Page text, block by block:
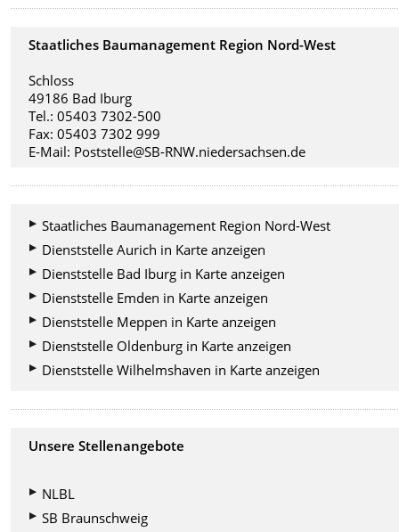
Staatliches Baumanagement Region Nord-West
Schloss
49186 Bad Iburg
Tel.: 05403 7302-500
Fax: 05403 7302 999
E-Mail: Poststelle@SB-RNW.niedersachsen.de
Staatliches Baumanagement Region Nord-West
Dienststelle Aurich in Karte anzeigen
Dienststelle Bad Iburg in Karte anzeigen
Dienststelle Emden in Karte anzeigen
Dienststelle Meppen in Karte anzeigen
Dienststelle Oldenburg in Karte anzeigen
Dienststelle Wilhelmshaven in Karte anzeigen
Unsere Stellenangebote
NLBL
SB Braunschweig